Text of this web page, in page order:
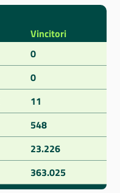
Vincitori
0
0
11
548
23.226
363.025